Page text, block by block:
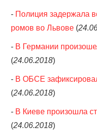
- Полиция задержала
ромов во Львове (
- В Германии
(24.06.2018)
- В ОБСЕ
(24.06.2018)
- В Киеве произошла
(24.06.2018)